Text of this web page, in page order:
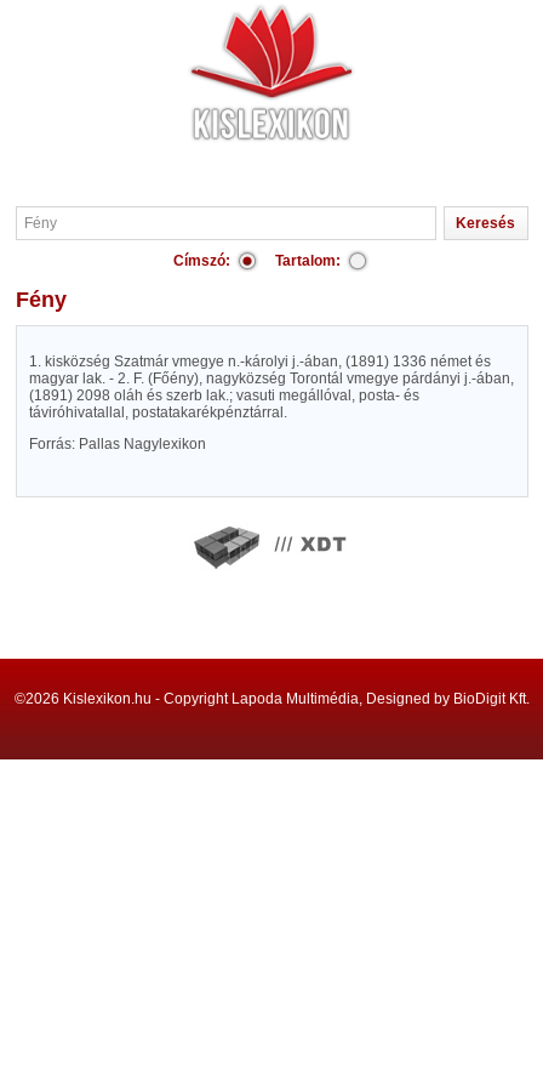
Címszó: Tartalom:
Fény
1. kisközség Szatmár vmegye n.-károlyi j.-ában, (1891) 1336 német és
magyar lak. - 2. F. (Főény), nagyközség Torontál vmegye párdányi j.-ában,
(1891) 2098 oláh és szerb lak.; vasuti megállóval, posta- és
táviróhivatallal, postatakarékpénztárral.
Forrás: Pallas Nagylexikon
©2026 Kislexikon.hu - Copyright Lapoda Multimédia, Designed by BioDigit Kft.